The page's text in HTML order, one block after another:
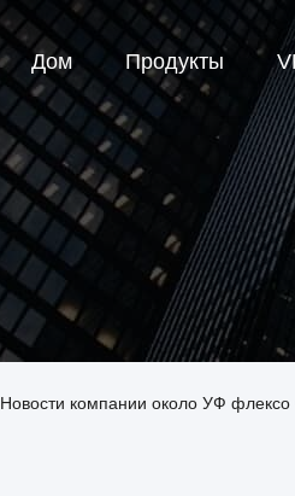
Дом Продукты
Новости компании около УФ флексо